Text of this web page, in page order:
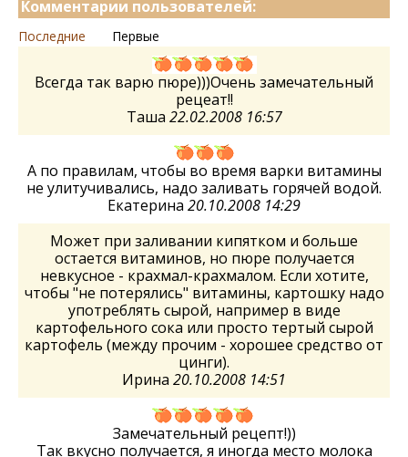
Комментарии пользователей:
Последние Первые
Всегда так варю пюре)))Очень замечательный
рецеат!!
Таша 22.02.2008 16:57
А по правилам, чтобы во время варки витамины
не улитучивались, надо заливать горячей водой.
Екатерина 20.10.2008 14:29
Может при заливании кипятком и больше
остается витаминов, но пюре получается
невкусное - крахмал-крахмалом. Если хотите,
чтобы "не потерялись" витамины, картошку надо
употреблять сырой, например в виде
картофельного сока или просто тертый сырой
картофель (между прочим - хорошее средство от
цинги).
Ирина 20.10.2008 14:51
Замечательный рецепт!))
Так вкусно получается, я иногда место молока